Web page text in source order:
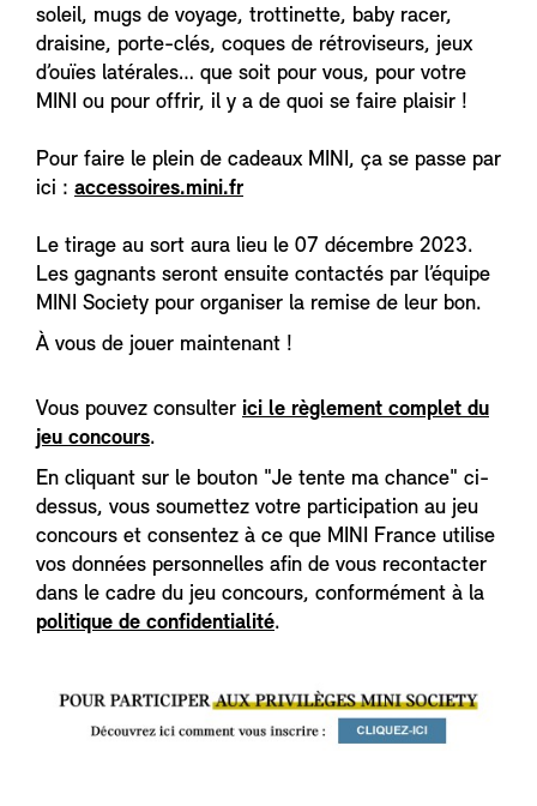
soleil, mugs de voyage, trottinette, baby racer,
draisine, porte-clés, coques de rétroviseurs, jeux
d’ouïes latérales… que soit pour vous, pour votre
MINI ou pour offrir, il y a de quoi se faire plaisir !
Pour faire le plein de cadeaux MINI, ça se passe par
ici : accessoires.mini.fr
Le tirage au sort aura lieu le 07 décembre 2023.
Les gagnants seront ensuite contactés par l’équipe
MINI Society pour organiser la remise de leur bon.
À vous de jouer maintenant !
Vous pouvez consulter ici le règlement complet du
jeu concours.
En cliquant sur le bouton "Je tente ma chance" ci-
dessus, vous soumettez votre participation au jeu
concours et consentez à ce que MINI France utilise
vos données personnelles afin de vous recontacter
dans le cadre du jeu concours, conformément à la
politique de confidentialité.